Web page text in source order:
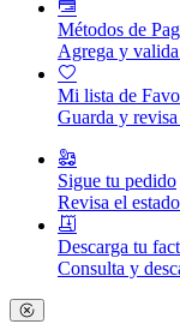
Métodos de
Agrega y
Mi lista de
Guarda y
Sigue tu pedido
Revisa el
Descarga tu
Consulta y